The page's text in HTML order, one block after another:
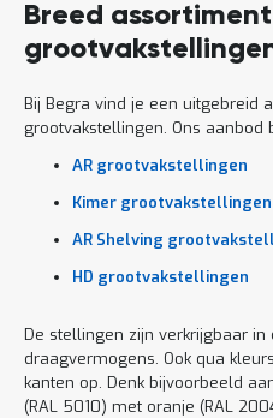
Breed assortiment
Bij Begra vind je een uitgebreid
grootvakstellingen. Ons aanbod
AR grootvakstellingen
Kimer grootvakstellingen
AR Shelving
HD grootvakstellingen
De stellingen zijn verkrijgbaar
draagvermogens. Ook qua
kanten op. Denk bijvoorbeeld
(RAL 5010) met oranje (RAL